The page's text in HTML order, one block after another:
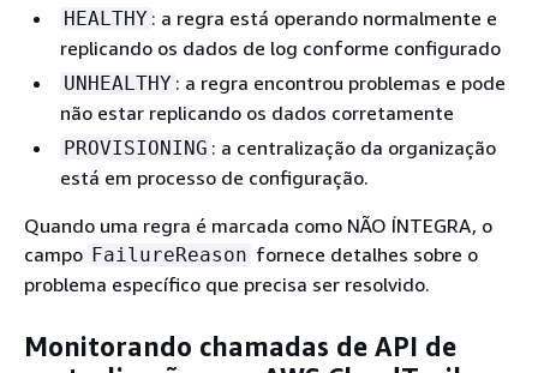
HEALTHY : a regra está operando normalmente e
replicando os dados de log conforme configurado
UNHEALTHY : a regra encontrou problemas e pode
não estar replicando os dados corretamente
PROVISIONING : a centralização da organização
está em processo de configuração.
Quando uma regra é marcada como NÃO ÍNTEGRA, o
campo FailureReason fornece detalhes sobre o
problema específico que precisa ser resolvido.
Monitorando chamadas de API de